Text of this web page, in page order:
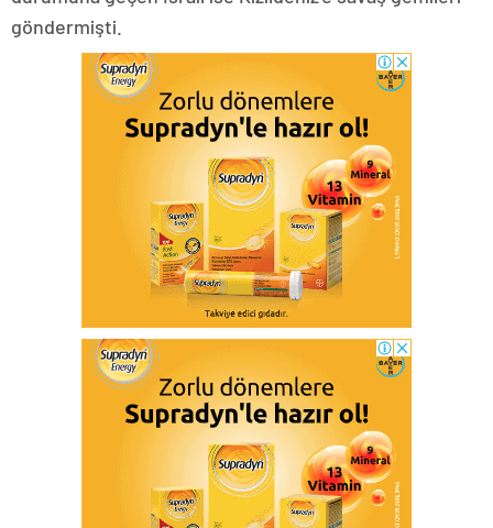
göndermişti.